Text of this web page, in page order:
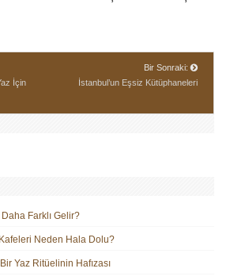
İçin
Bir Sonraki:
İstanbul’un Eşsiz Kütüphaneleri
Daha Farklı Gelir?
Neden Hala Dolu?
Yaz Ritüelinin Hafızası